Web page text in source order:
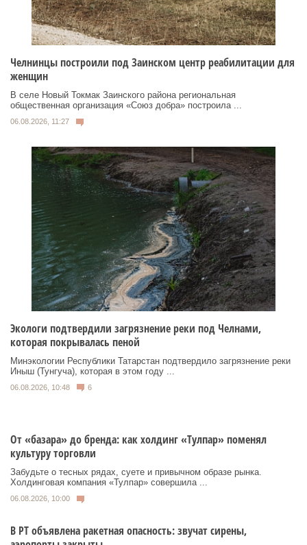
Челнинцы построили под Заинском центр реабилитации для
женщин
В селе Новый Токмак Заинского района региональная
общественная организация «Союз добра» построила ...
06.08.2026, 11:27
Экологи подтвердили загрязнение реки под Челнами,
которая покрывалась пеной
Минэкологии Республики Татарстан подтвердило загрязнение реки
Иныш (Тунгуча), которая в этом году ...
06.08.2026, 10:48 6
От «базара» до бренда: как холдинг «Тулпар» поменял
культуру торговли
Забудьте о тесных рядах, суете и привычном образе рынка.
Холдинговая компания «Тулпар» совершила ...
06.08.2026, 10:00
В РТ объявлена ракетная опасность: звучат сирены,